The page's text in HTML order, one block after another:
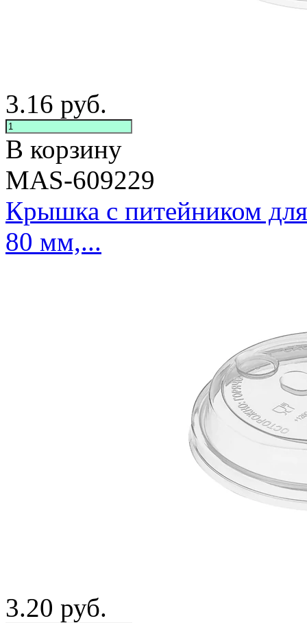
3.16 руб.
В корзину
MAS-609229
Крышка с питейником
80 мм,...
3.20 руб.